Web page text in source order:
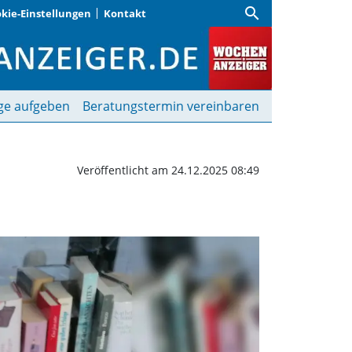
Einstellungen Kontakt search
|
aufgeben Beratungstermin vereinbaren
Veröffentlicht am 24.12.2025 08:49